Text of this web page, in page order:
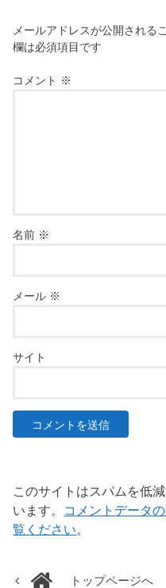
メールアドレスが公開される
欄は必須項目です
コメント ※
名前 ※
メール ※
サイト
このサイトはスパムを低
います。 コメントデータ
覧ください。
トップページへ